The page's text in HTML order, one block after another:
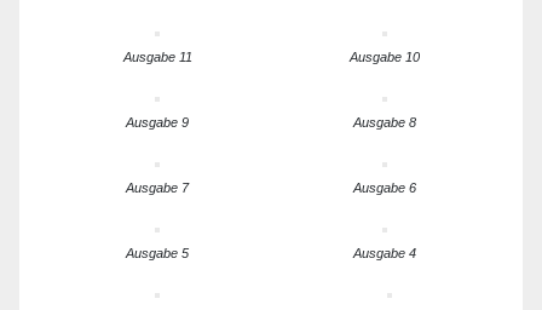
Ausgabe 11 Ausgabe 10
Ausgabe 9 Ausgabe 8
Ausgabe 7 Ausgabe 6
Ausgabe 5 Ausgabe 4